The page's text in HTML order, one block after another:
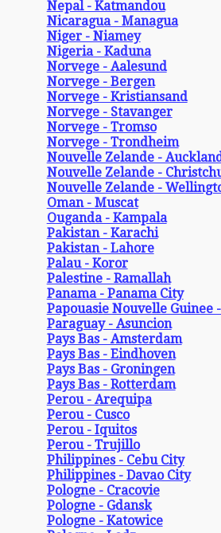
Nepal - Katmandou
Nicaragua - Managua
Niger - Niamey
Nigeria - Kaduna
Norvege - Aalesund
Norvege - Bergen
Norvege - Kristiansand
Norvege - Stavanger
Norvege - Tromso
Norvege - Trondheim
Nouvelle Zelande -
Nouvelle Zelande -
Nouvelle Zelande -
Oman - Muscat
Ouganda - Kampala
Pakistan - Karachi
Pakistan - Lahore
Palau - Koror
Palestine - Ramallah
Panama - Panama City
Papouasie Nouvelle Guinee
Paraguay - Asuncion
Pays Bas - Amsterdam
Pays Bas - Eindhoven
Pays Bas - Groningen
Pays Bas - Rotterdam
Perou - Arequipa
Perou - Cusco
Perou - Iquitos
Perou - Trujillo
Philippines - Cebu City
Philippines - Davao City
Pologne - Cracovie
Pologne - Gdansk
Pologne - Katowice